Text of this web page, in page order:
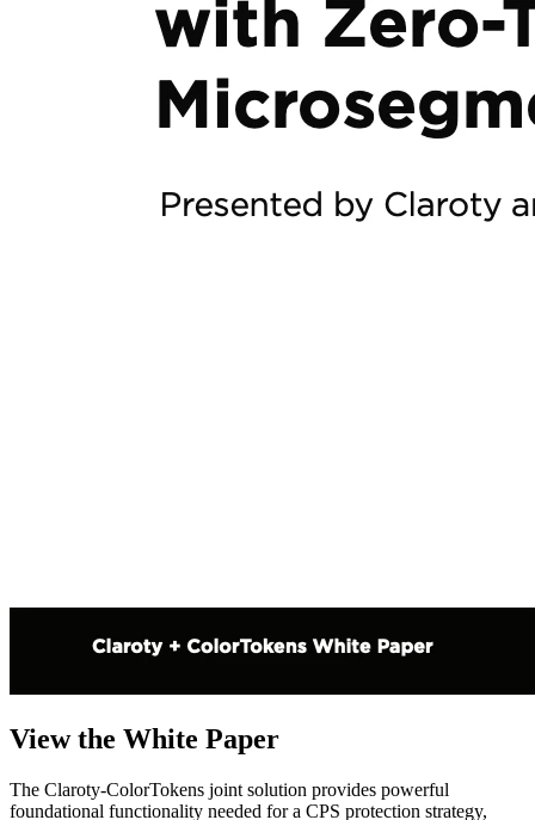
View the White Paper
The Claroty-ColorTokens joint solution provides powerful
foundational functionality needed for a CPS protection strategy,